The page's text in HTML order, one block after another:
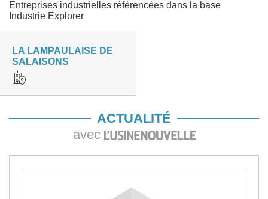
Entreprises industrielles référencées dans la base
Industrie Explorer
LA LAMPAULAISE DE
SALAISONS
ACTUALITÉ
avec